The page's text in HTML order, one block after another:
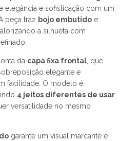
elegância e sofisticação com um
peça traz bojo embutido e
a silhueta com
da capa fixa frontal , que
elegante e
facilidade. O modelo é
4 jeitos diferentes de usar
versatilidade no mesmo
garante um visual marcante e